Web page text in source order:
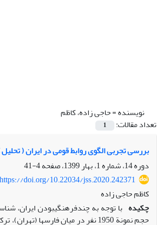
نویسنده =حاجی زاده، کاظم
تعداد مقالات:
1
بررسی تجربی الگوی روابط قومی در ایران (
دوره 14، شماره 1، بهار 1399، صفحه
4-41
https://doi.org/10.22034/jss.2020.242371
کاظم حاجی زاده
چکیده
حجم نمونة 1950 نفر در میان